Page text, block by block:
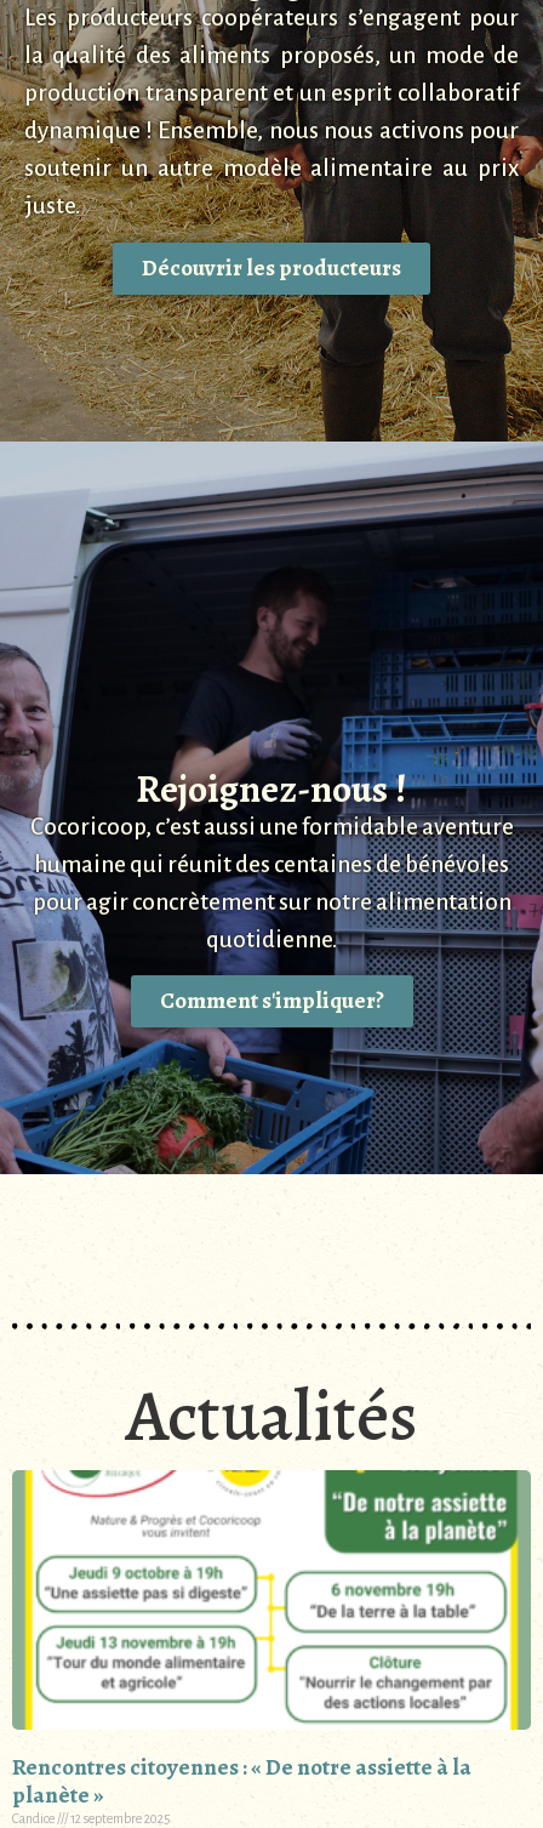
Les producteurs coopérateurs s’engagent pour
la qualité des aliments proposés, un mode de
production transparent et un esprit collaboratif
dynamique ! Ensemble, nous nous activons pour
soutenir un autre modèle alimentaire au prix
juste.
Découvrir les producteurs
Rejoignez-nous !
Cocoricoop, c’est aussi une formidable aventure
humaine qui réunit des centaines de bénévoles
pour agir concrètement sur notre alimentation
quotidienne.
Comment s'impliquer?
Actualités
Rencontres citoyennes : « De notre assiette à la
planète »
Candice 12 septembre 2025